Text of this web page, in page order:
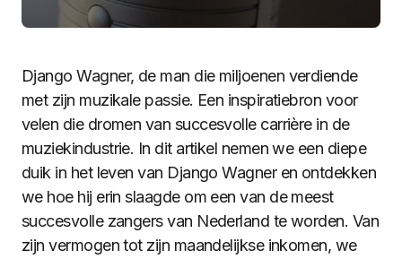
Django Wagner, de man die miljoenen verdiende
met zijn muzikale passie. Een inspiratiebron voor
velen die dromen van succesvolle carrière in de
muziekindustrie. In dit artikel nemen we een diepe
duik in het leven van Django Wagner en ontdekken
we hoe hij erin slaagde om een van de meest
succesvolle zangers van Nederland te worden. Van
zijn vermogen tot zijn maandelijkse inkomen, we